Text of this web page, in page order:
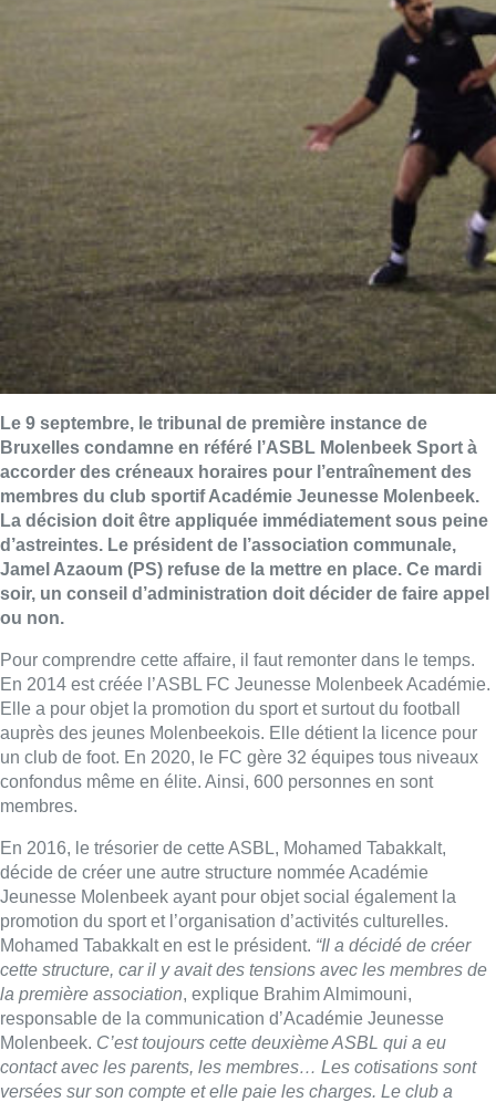
Le 9 septembre, le tribunal de première instance de
Bruxelles condamne en référé l’ASBL Molenbeek Sport à
accorder des créneaux horaires pour l’entraînement des
membres du club sportif Académie Jeunesse Molenbeek.
La décision doit être appliquée immédiatement sous peine
d’astreintes. Le président de l’association communale,
Jamel Azaoum (PS) refuse de la mettre en place. Ce mardi
soir, un conseil d’administration doit décider de faire appel
ou non.
Pour comprendre cette affaire, il faut remonter dans le temps.
En 2014 est créée l’ASBL FC Jeunesse Molenbeek Académie.
Elle a pour objet la promotion du sport et surtout du football
auprès des jeunes Molenbeekois. Elle détient la licence pour
un club de foot. En 2020, le FC gère 32 équipes tous niveaux
confondus même en élite. Ainsi, 600 personnes en sont
membres.
En 2016, le trésorier de cette ASBL, Mohamed Tabakkalt,
décide de créer une autre structure nommée Académie
Jeunesse Molenbeek ayant pour objet social également la
promotion du sport et l’organisation d’activités culturelles.
Mohamed Tabakkalt en est le président. “Il a décidé de créer
cette structure, car il y avait des tensions avec les membres de
la première association, explique Brahim Almimouni,
responsable de la communication d’Académie Jeunesse
Molenbeek. C’est toujours cette deuxième ASBL qui a eu
contact avec les parents, les membres… Les cotisations sont
versées sur son compte et elle paie les charges. Le club a